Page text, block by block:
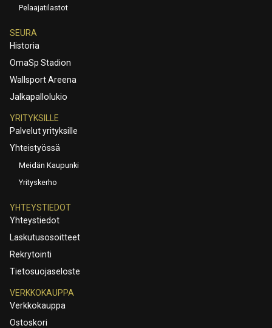
Pelaajatilastot
SEURA
Historia
OmaSp Stadion
Wallsport Areena
Jalkapallolukio
YRITYKSILLE
Palvelut yrityksille
Yhteistyössä
Meidän Kaupunki
Yrityskerho
YHTEYSTIEDOT
Yhteystiedot
Laskutusosoitteet
Rekrytointi
Tietosuojaseloste
VERKKOKAUPPA
Verkkokauppa
Ostoskori